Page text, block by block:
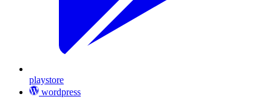
playstore
wordpress